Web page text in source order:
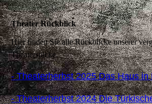
Theater Rückblick
Hier finden Sie alle Rückblicke unserer
Theaterstücke.
- Theaterherbst 2025 Das Haus in
- Theaterherbst 2024 Die